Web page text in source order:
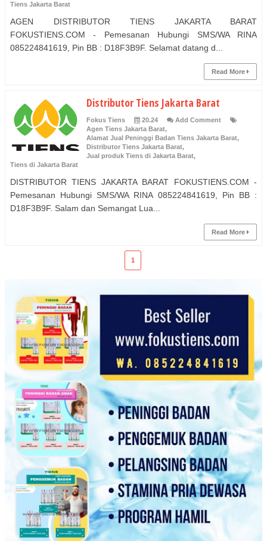
Tiens Jakarta Barat
AGEN DISTRIBUTOR TIENS JAKARTA BARAT
FOKUSTIENS.COM - Pemesanan Hubungi SMS/WA RINA
085224841619, Pin BB : D18F3B9F. Selamat datang d...
Read More
Distributor Tiens Jakarta Barat
Fokus Tiens 20.24
Add Comment
Agen Tiens Jakarta Barat,
Alamat Jual Peninggi Badan Tiens Jakarta Barat,
Distributor Tiens Jakarta Barat,
Jual produk Tiens di Jakarta Barat,
Tiens di Jakarta Barat
DISTRIBUTOR TIENS JAKARTA BARAT FOKUSTIENS.COM -
Pemesanan Hubungi SMS/WA RINA 085224841619, Pin BB :
D18F3B9F. Salam dan Semangat Lua...
Read More
1